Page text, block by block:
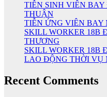
TIỄN SINH VIÊN
THUẬN
TIỄN ỨNG VIÊN BAY
SKILL WORKER 18B
THƯƠNG
SKILL WORKER 18B
LAO ĐỘNG THỜI VỤ
Recent Comments